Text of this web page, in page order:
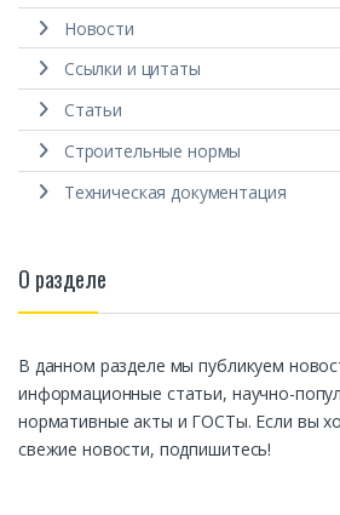
Новости
Ссылки и цитаты
Статьи
Строительные нормы
Техническая документация
О разделе
В данном разделе мы публикуем
информационные статьи, научно-
нормативные акты и ГОСТы. Если вы
свежие новости, подпишитесь!